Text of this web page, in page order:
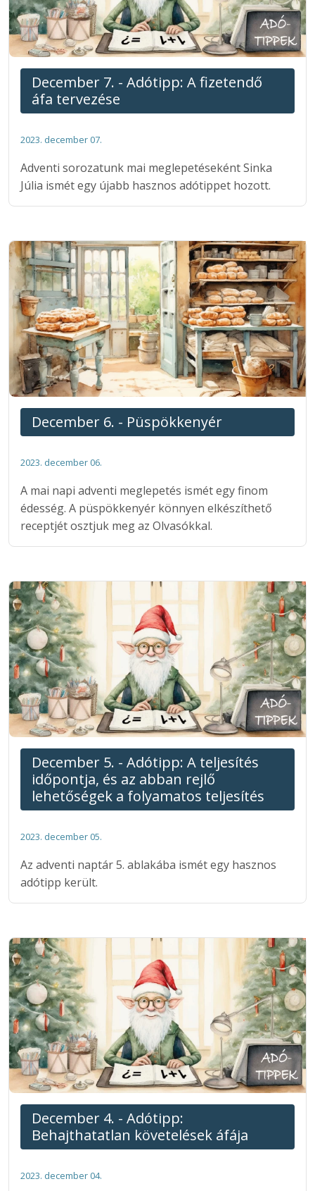
December 7. - Adótipp: A fizetendő
áfa tervezése
2023. december 07.
Adventi sorozatunk mai meglepetéseként Sinka
Júlia ismét egy újabb hasznos adótippet hozott.
December 6. - Püspökkenyér
2023. december 06.
A mai napi adventi meglepetés ismét egy finom
édesség. A püspökkenyér könnyen elkészíthető
receptjét osztjuk meg az Olvasókkal.
December 5. - Adótipp: A teljesítés
időpontja, és az abban rejlő
lehetőségek a folyamatos teljesítés
2023. december 05.
Az adventi naptár 5. ablakába ismét egy hasznos
adótipp került.
December 4. - Adótipp:
Behajthatatlan követelések áfája
2023. december 04.